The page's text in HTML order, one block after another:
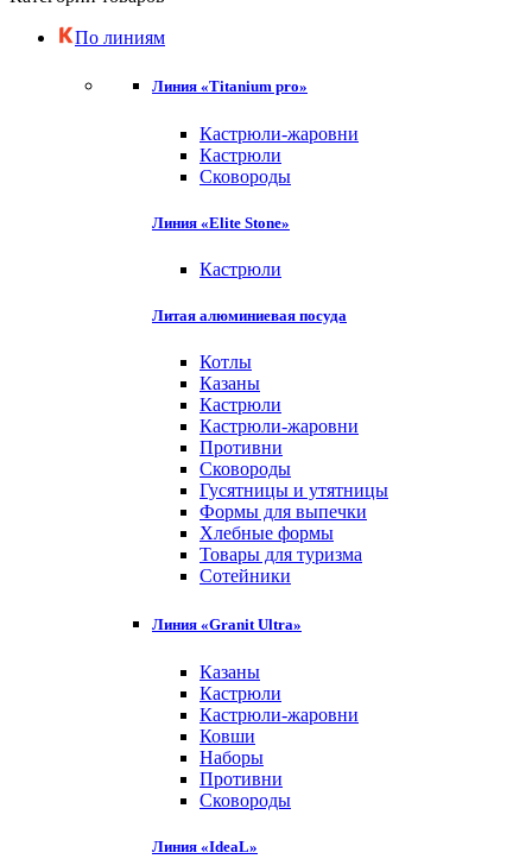
По линиям
Линия «Titanium pro»
Кастрюли-жаровни
Кастрюли
Сковороды
Линия «Elite Stone»
Кастрюли
Литая алюминиевая посуда
Котлы
Казаны
Кастрюли
Кастрюли-жаровни
Противни
Сковороды
Гусятницы и утятницы
Формы для выпечки
Хлебные формы
Товары для туризма
Сотейники
Линия «Granit Ultra»
Казаны
Кастрюли
Кастрюли-жаровни
Ковши
Наборы
Противни
Сковороды
Линия «IdeaL»